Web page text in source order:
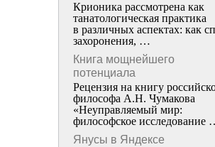
Крионика рассмотрена как
танатологическая практика
в различных аспектах: как
захоронения, …
Книга мощнейшего
потенциала
Рецензия на книгу
философа А.Н. Чумакова
«Неуправляемый мир:
философское исследование
Янусы в Яндексе